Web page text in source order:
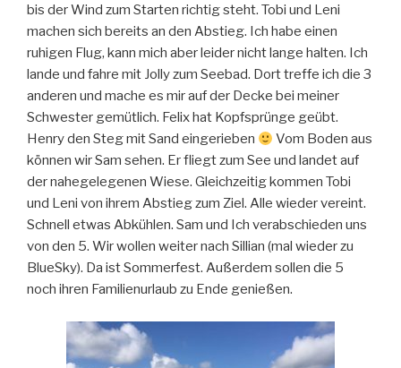
bis der Wind zum Starten richtig steht. Tobi und Leni
machen sich bereits an den Abstieg. Ich habe einen
ruhigen Flug, kann mich aber leider nicht lange halten. Ich
lande und fahre mit Jolly zum Seebad. Dort treffe ich die 3
anderen und mache es mir auf der Decke bei meiner
Schwester gemütlich. Felix hat Kopfsprünge geübt.
Henry den Steg mit Sand eingerieben
Vom Boden aus
können wir Sam sehen. Er fliegt zum See und landet auf
der nahegelegenen Wiese. Gleichzeitig kommen Tobi
und Leni von ihrem Abstieg zum Ziel. Alle wieder vereint.
Schnell etwas Abkühlen. Sam und Ich verabschieden uns
von den 5. Wir wollen weiter nach Sillian (mal wieder zu
BlueSky). Da ist Sommerfest. Außerdem sollen die 5
noch ihren Familienurlaub zu Ende genießen.